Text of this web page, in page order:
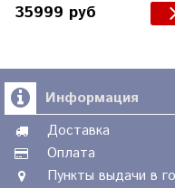
35999 руб
Информация
Доставка
Оплата
Пункты выдачи в